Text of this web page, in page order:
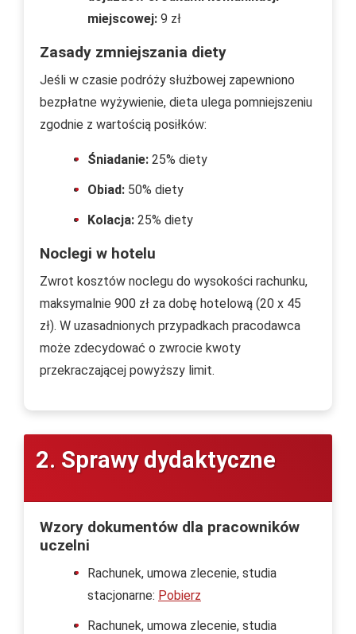
miejscowej: 9 zł
Zasady zmniejszania diety
Jeśli w czasie podróży służbowej zapewniono
bezpłatne wyżywienie, dieta ulega pomniejszeniu
zgodnie z wartością posiłków:
Śniadanie: 25% diety
Obiad: 50% diety
Kolacja: 25% diety
Noclegi w hotelu
Zwrot kosztów noclegu do wysokości rachunku,
maksymalnie 900 zł za dobę hotelową (20 x 45
zł). W uzasadnionych przypadkach pracodawca
może zdecydować o zwrocie kwoty
przekraczającej powyższy limit.
2. Sprawy dydaktyczne
Wzory dokumentów dla pracowników
uczelni
Rachunek, umowa zlecenie, studia
stacjonarne: Pobierz
Rachunek, umowa zlecenie, studia